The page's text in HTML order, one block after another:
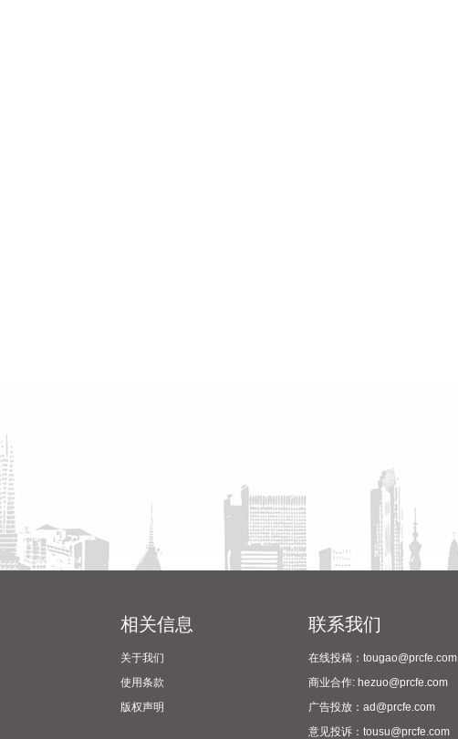
相关信息
关于我们
使用条款
版权声明
联系我们
在线投稿：tougao@prcfe.com
商业合作: hezuo@prcfe.com
广告投放：ad@prcfe.com
意见投诉：tousu@prcfe.com